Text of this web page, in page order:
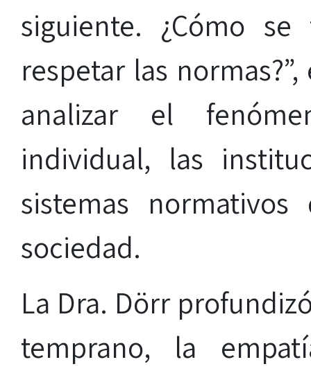
siguiente. ¿Cómo
respetar las
analizar el
individual, las
sistemas
sociedad.
La Dra. Dörr
temprano, la